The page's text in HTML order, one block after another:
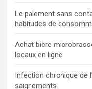
Le paiement sans
habitudes de
Achat bière
locaux en ligne
Infection chronique de
saignements